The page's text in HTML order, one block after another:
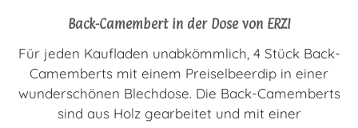
Back-Camembert in der Dose von ERZI
Für jeden Kaufladen unabkömmlich, 4 Stück Back-
Camemberts mit einem Preiselbeerdip in einer
wunderschönen Blechdose. Die Back-Camemberts
sind aus Holz gearbeitet und mit einer